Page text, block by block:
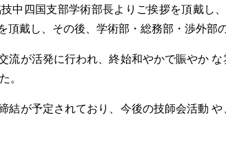
中四国支部学術部長よりご挨拶を頂戴し
戴し、その後、学術部・総務部・渉外部
流が活発に行われ、終始和やかで賑やか
。
結が予定されており、今後の技師会活動